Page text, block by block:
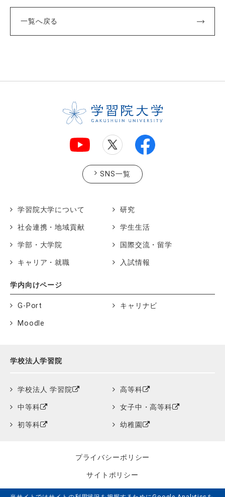
一覧へ戻る
SNS一覧
学習院大学について 研究
社会連携・地域貢献 学生生活
学部・大学院 国際交流・留学
キャリア・就職 入試情報
学内向けページ
G-Port キャリナビ
Moodle
学校法人学習院
学校法人 学習院 高等科
中等科 女子中・高等科
初等科 幼稚園
プライバシーポリシー
サイトポリシー
クッキーポリシー